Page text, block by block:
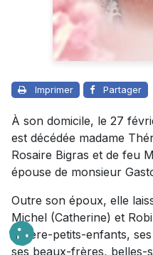
Imprimer Partager
À son domicile, le 27
est décédée madame
Rosaire Bigras et de feu
épouse de monsieur
Outre son époux, elle
Michel (Catherine) et
arrière-petits-enfants,
ses beaux-frères,